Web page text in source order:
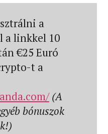
a
a linkkel 10
€25 Euró
t a
(A
bónuszok